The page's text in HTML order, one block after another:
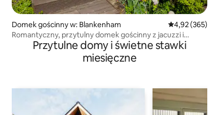
Domek gościnny w: Blankenham Średnia
4,92 (365)
Romantyczny, przytulny domek gościnny z jacuzzi i
basenemPrzytulne domy i świetne stawki
miesięczne